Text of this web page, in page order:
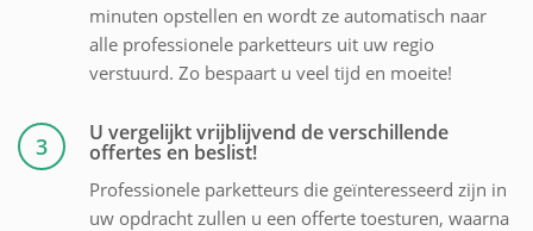
minuten opstellen en wordt ze automatisch naar
alle professionele parketteurs uit uw regio
verstuurd. Zo bespaart u veel tijd en moeite!
3 U vergelijkt vrijblijvend de verschillende
offertes en beslist!
Professionele parketteurs die geïnteresseerd zijn in
uw opdracht zullen u een offerte toesturen, waarna